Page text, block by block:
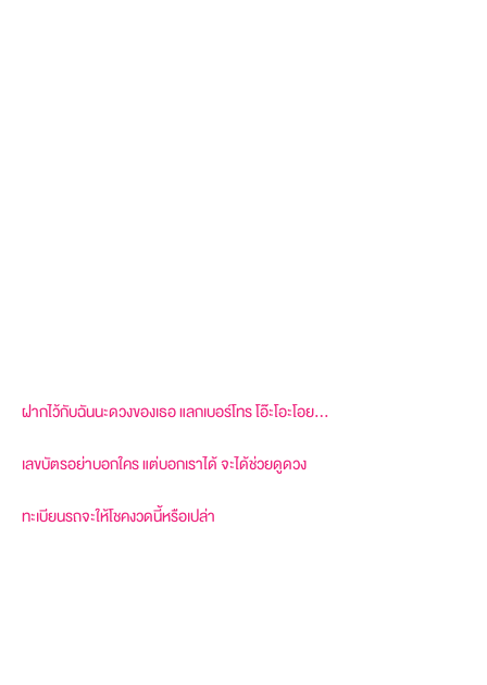
ฝากไว้กับฉันนะดวงของเธอ แลกเบอร์โทร โอ๊ะโอะโอย…
เลขบัตรอย่าบอกใคร แต่บอกเราได้ จะได้ช่วยดูดวง
ทะเบียนรถจะให้โชคงวดนี้หรือเปล่า